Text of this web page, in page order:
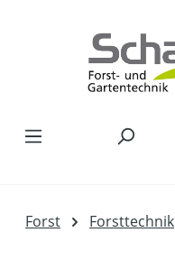
Forst Forsttechnik